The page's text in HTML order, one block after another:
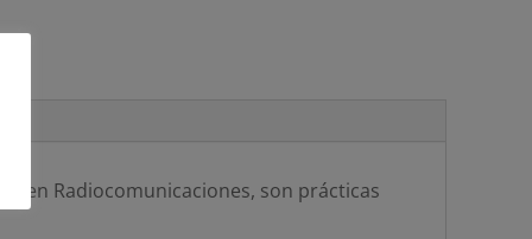
en Radiocomunicaciones, son prácticas